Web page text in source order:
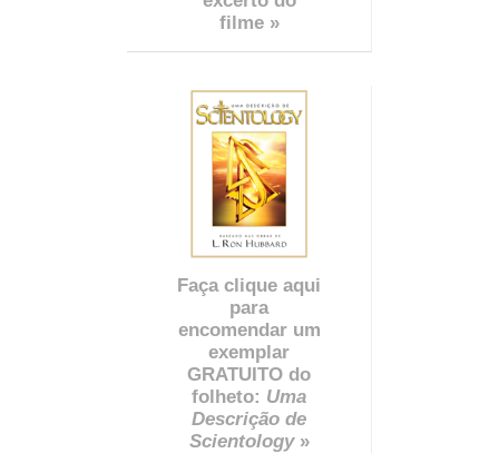
filme »
Faça clique aqui
para
encomendar um
exemplar
GRATUITO do
folheto: Uma
Descrição de
Scientology»